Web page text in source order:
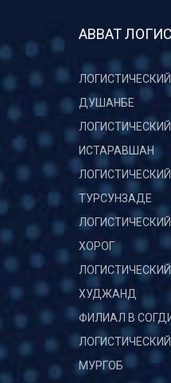
АВВАТ
ДУШАНБЕ
ИСТАРАВШАН
ТУРСУНЗАДЕ
ХОРОГ
ХУДЖАНД
ФИЛИАЛ В
МУРГОБ